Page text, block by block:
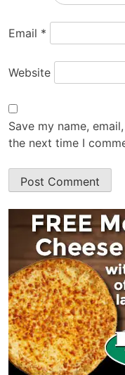
Email *
Website
Save my name,
the next time I